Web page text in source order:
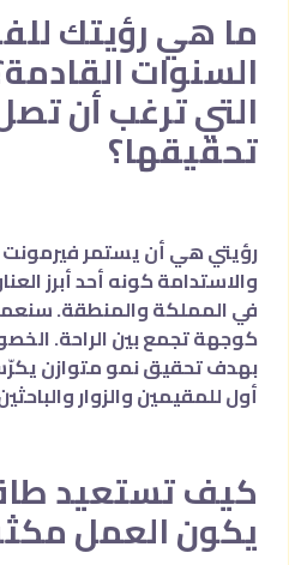
ما هي رؤيتك
السنوات
التي ترغب أن
تحقيقها؟
رؤيتي هي أن يستمر فيرمونت
والاستدامة كونه أحد أبرز
في المملكة والمنطقة.
كوجهة تجمع بين الراحة.
بهدف تحقيق نمو متوازن
أول للمقيمين والزوار
كيف تستعيد
يكون العمل